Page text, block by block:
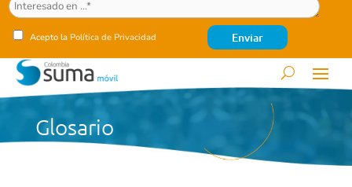
Acepto la Política de Privacidad
Glosario